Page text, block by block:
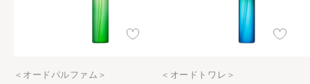
＜オードパルファム＞ ＜オードトワレ＞